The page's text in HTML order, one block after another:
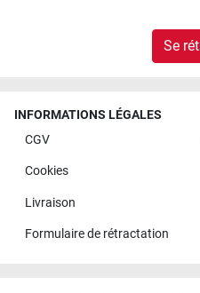
Se
INFORMATIONS LÉGALES
CGV
Cookies
Livraison
Formulaire de rétractation